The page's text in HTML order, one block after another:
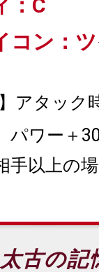
：C
コン：
アタック
パワー＋
手以上の
古の